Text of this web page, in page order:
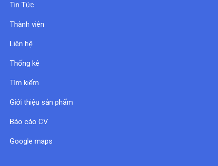
Tin Tức
Thành viên
Liên hệ
Thống kê
Tìm kiếm
Giới thiệu sản phẩm
Báo cáo CV
Google maps